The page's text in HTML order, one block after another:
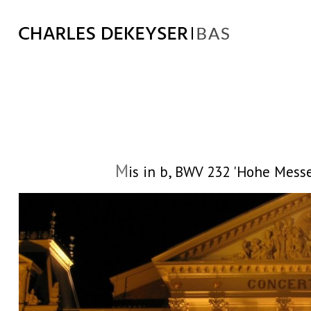
Mis in b, BWV 232 'Hohe